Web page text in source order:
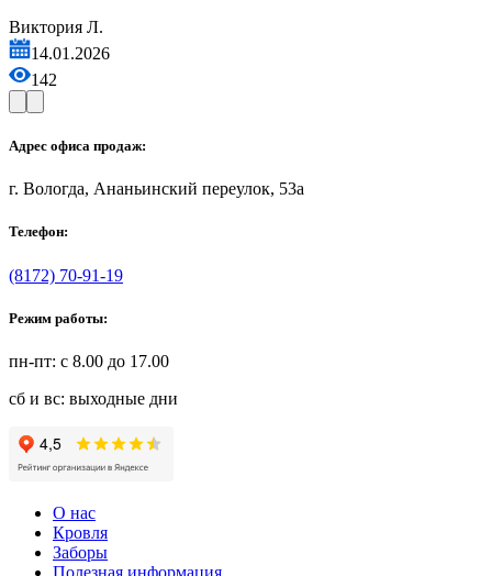
Виктория Л.
14.01.2026
142
Адрес офиса продаж:
г. Вологда, Ананьинский переулок, 53a
Телефон:
(8172) 70-91-19
Режим работы:
пн-пт: с 8.00 до 17.00
сб и вс: выходные дни
О нас
Кровля
Заборы
Полезная информация